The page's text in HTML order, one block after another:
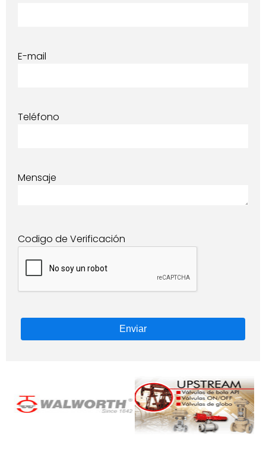
E-mail
Teléfono
Mensaje
Codigo de Verificación
Enviar